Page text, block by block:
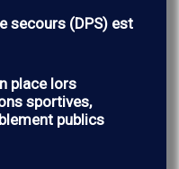
secours (DPS) est
place lors
sportives,
publics